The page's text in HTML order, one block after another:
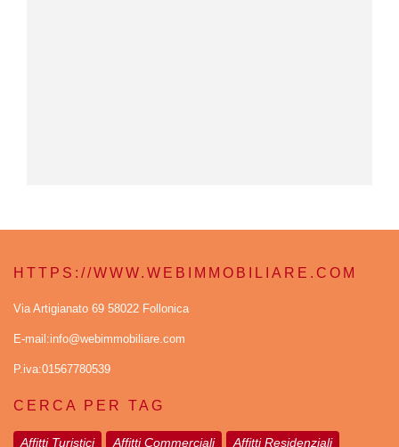
HTTPS://WWW.WEBIMMOBILIARE.COM
Via Artigianato 69 58022 Follonica
E-mail:info@webimmobiliare.com
P.iva:01567780539
CERCA PER TAG
Affitti Turistici Affitti Commerciali Affitti Residenziali